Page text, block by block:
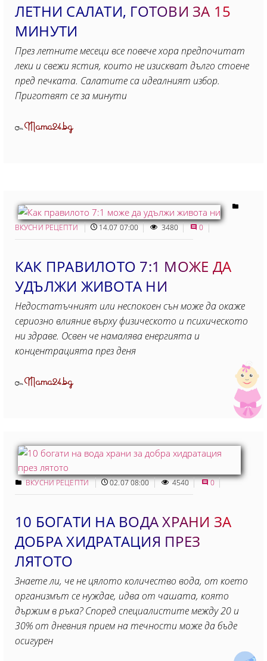
ЛЕТНИ САЛАТИ, ГОТОВИ ЗА 15
МИНУТИ
През летните месеци все повече хора предпочитат
леки и свежи ястия, които не изискват дълго стоене
пред печката. Салатите са идеалният избор.
Приготвят се за минути
ОтMama24.bg
ВКУСНИ РЕЦЕПТИ 14.07 07:00 3480 0
КАК ПРАВИЛОТО 7:1 МОЖЕ ДА
УДЪЛЖИ ЖИВОТА НИ
Недостатъчният или неспокоен сън може да окаже
сериозно влияние върху физическото и психическото
ни здраве. Освен че намалява енергията и
концентрацията през деня
ОтMama24.bg
ВКУСНИ РЕЦЕПТИ 02.07 08:00 4540 0
10 БОГАТИ НА ВОДА ХРАНИ ЗА
ДОБРА ХИДРАТАЦИЯ ПРЕЗ
ЛЯТОТО
Знаете ли, че не цялото количество вода, от което
организмът се нуждае, идва от чашата, която
държим в ръка? Според специалистите между 20 и
30% от дневния прием на течности може да бъде
осигурен